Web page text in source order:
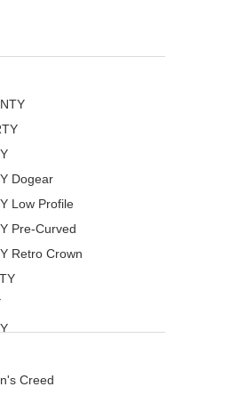
Dogear
Low Profile
Pre-Curved
Retro Crown
APEX
M-Crown
Creed